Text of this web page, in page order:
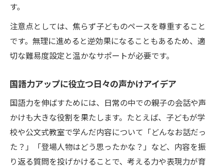
す。
注意点としては、焦らず子どものペースを尊重すること
です。無理に進めると逆効果になることもあるため、適
切な難易度設定と温かなサポートが必要です。
国語力アップに役立つ日々の声かけアイデア
国語力を伸ばすためには、日常の中での親子の会話や声
かけも大きな役割を果たします。たとえば、子どもが学
校や公文式教室で学んだ内容について「どんなお話だっ
た？」「登場人物はどう思ったかな？」など、内容を振
り返る質問を投げかけることで、考える力や表現力が育